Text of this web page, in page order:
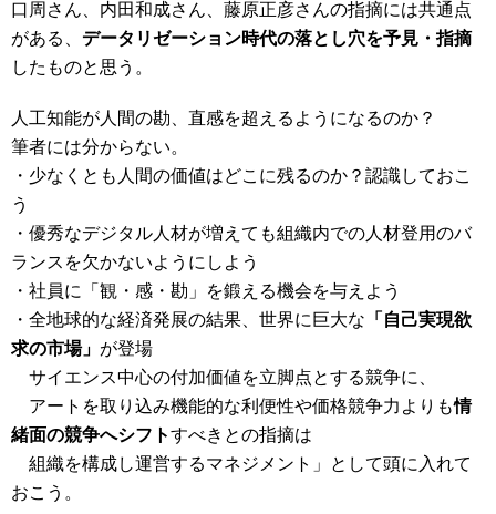
口周さん、内田和成さん、藤原正彦さんの指摘には共通点
がある、 データリゼーション時代の落とし穴を予見・指摘
したものと思う。
人工知能が人間の勘、直感を超えるようになるのか？
筆者には分からない。
・少なくとも人間の価値はどこに残るのか？認識しておこ
う
・優秀なデジタル人材が増えても組織内での人材登用のバ
ランスを欠かないようにしよう
・社員に「観・感・勘」を鍛える機会を与えよう
・全地球的な経済発展の結果、世界に巨大な 「自己実現欲
求の市場」 が登場
サイエンス中心の付加価値を立脚点とする競争に、
アートを取り込み機能的な利便性や価格競争力よりも情
緒面の競争へシフトすべきとの指摘は
組織を構成し運営するマネジメント」として頭に入れて
おこう。